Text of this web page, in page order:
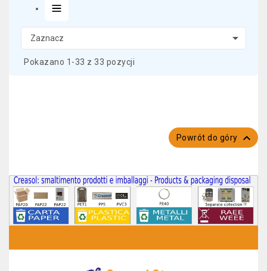
Zaznacz 
Pokazano 1-33 z 33 pozycji
Powrót do góry 